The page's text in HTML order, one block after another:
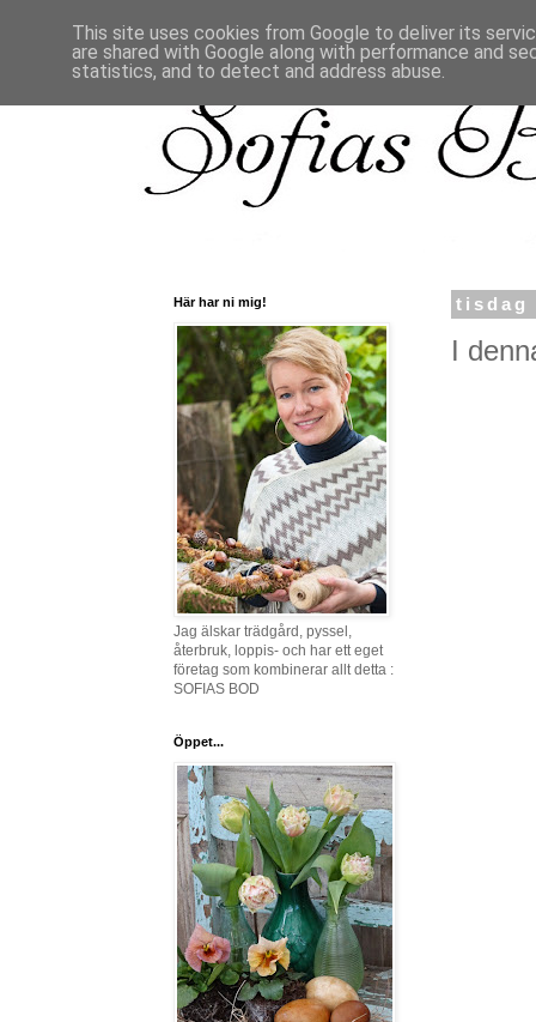
tisdag
I
Här har ni mig!
Jag älskar trädgård, pyssel,
återbruk, loppis- och har ett eget
företag som kombinerar allt detta :
SOFIAS BOD
Öppet...
This site uses cookies from Google to deliver its
are shared with Google along with performance and
statistics, and to detect and address abuse.